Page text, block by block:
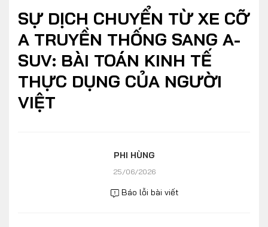
Xe điện
THỊ TRƯỜNG XE
Chính sách
Số liệu thị trường
DOANH NGHIỆP
Thương hiệu
SỰ DỊCH CHUYỂN TỪ XE CỠ
A TRUYỀN THỐNG SANG A-
SUV: BÀI TOÁN KINH TẾ
THỰC DỤNG CỦA NGƯỜI
VIỆT
PHI HÙNG
25/06/2026
Báo lỗi bài viết